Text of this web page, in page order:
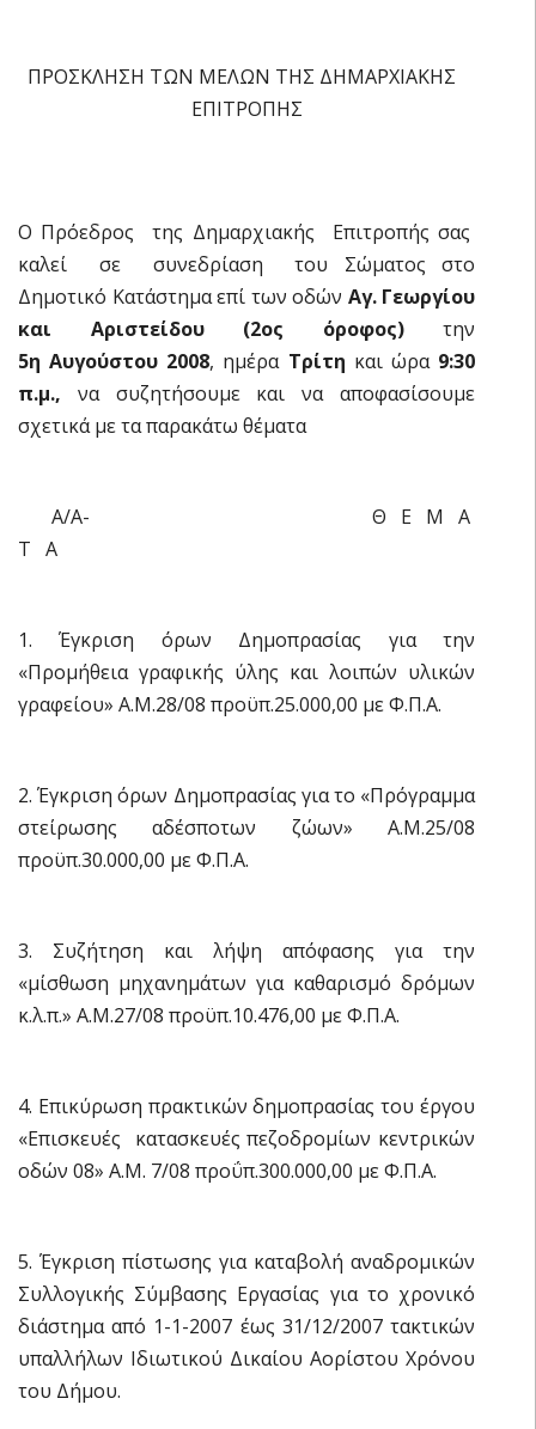
ΠΡΟΣΚΛΗΣΗ ΤΩΝ ΜΕΛΩΝ ΤΗΣ ΔΗΜΑΡΧΙΑΚΗΣ
ΕΠΙΤΡΟΠΗΣ
Ο Πρόεδρος της Δημαρχιακής Επιτροπής σας
καλεί σε συνεδρίαση του Σώματος στο
Δημοτικό Κατάστημα επί των οδών Αγ. Γεωργίου
και Αριστείδου (2oς όροφος)την
5η Αυγούστου 2008, ημέρα Τρίτη και ώρα 9:30
π.μ., να συζητήσουμε και να αποφασίσουμε
σχετικά με τα παρακάτω θέματα
Α/Α- Θ Ε Μ Α
Τ Α
1. Έγκριση όρων Δημοπρασίας για την
«Προμήθεια γραφικής ύλης και λοιπών υλικών
γραφείου» Α.Μ.28/08 προϋπ.25.000,00 με Φ.Π.Α.
2. Έγκριση όρων Δημοπρασίας για το «Πρόγραμμα
στείρωσης αδέσποτων ζώων» Α.Μ.25/08
προϋπ.30.000,00 με Φ.Π.Α.
3. Συζήτηση και λήψη απόφασης για την
«μίσθωση μηχανημάτων για καθαρισμό δρόμων
κ.λ.π.» Α.Μ.27/08 προϋπ.10.476,00 με Φ.Π.Α.
4. Επικύρωση πρακτικών δημοπρασίας του έργου
«Επισκευές  κατασκευές πεζοδρομίων κεντρικών
οδών 08» Α.Μ. 7/08 προΰπ.300.000,00 με Φ.Π.Α.
5. Έγκριση πίστωσης για καταβολή αναδρομικών
Συλλογικής Σύμβασης Εργασίας για το χρονικό
διάστημα από 1-1-2007 έως 31/12/2007 τακτικών
υπαλλήλων Ιδιωτικού Δικαίου Αορίστου Χρόνου
του Δήμου.